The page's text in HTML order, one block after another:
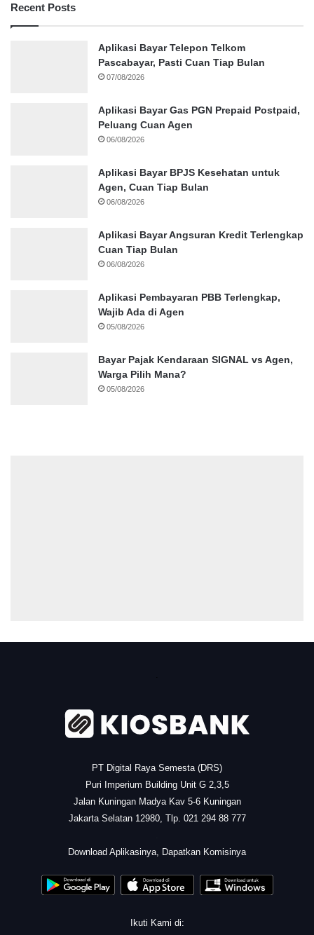
Recent Posts
Aplikasi Bayar Telepon Telkom
Pascabayar, Pasti Cuan Tiap Bulan
07/08/2026
Aplikasi Bayar Gas PGN Prepaid Postpaid,
Peluang Cuan Agen
06/08/2026
Aplikasi Bayar BPJS Kesehatan untuk
Agen, Cuan Tiap Bulan
06/08/2026
Aplikasi Bayar Angsuran Kredit Terlengkap
Cuan Tiap Bulan
06/08/2026
Aplikasi Pembayaran PBB Terlengkap,
Wajib Ada di Agen
05/08/2026
Bayar Pajak Kendaraan SIGNAL vs Agen,
Warga Pilih Mana?
05/08/2026
PT Digital Raya Semesta (DRS)
Puri Imperium Building Unit G 2,3,5
Jalan Kuningan Madya Kav 5-6 Kuningan
Jakarta Selatan 12980, Tlp. 021 294 88 777
Download Aplikasinya, Dapatkan Komisinya
Ikuti Kami di: